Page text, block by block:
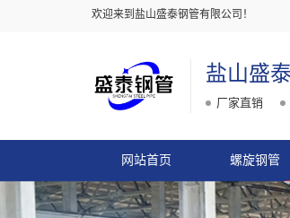
欢迎来到盐山盛泰钢管有限公司！
盐山盛
厂家直销
网站首页 螺旋钢管